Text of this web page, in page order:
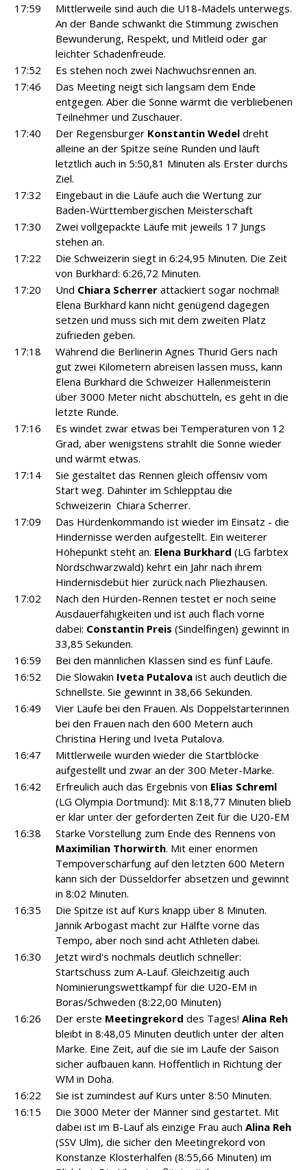
17:59
Mittlerweile sind auch die U18-Mädels unterwegs.
An der Bande schwankt die Stimmung zwischen
Bewunderung, Respekt, und Mitleid oder gar
leichter Schadenfreude.
17:52
Es stehen noch zwei Nachwuchsrennen an.
17:46
Das Meeting neigt sich langsam dem Ende
entgegen. Aber die Sonne wärmt die verbliebenen
Teilnehmer und Zuschauer.
17:40
Der Regensburger Konstantin Wedel dreht
alleine an der Spitze seine Runden und läuft
letztlich auch in 5:50,81 Minuten als Erster durchs
Ziel.
17:32
Eingebaut in die Läufe auch die Wertung zur
Baden-Württembergischen Meisterschaft
17:30
Zwei vollgepackte Läufe mit jeweils 17 Jungs
stehen an.
17:22
Die Schweizerin siegt in 6:24,95 Minuten. Die Zeit
von Burkhard: 6:26,72 Minuten.
17:20
Und Chiara Scherrer attackiert sogar nochmal!
Elena Burkhard kann nicht genügend dagegen
setzen und muss sich mit dem zweiten Platz
zufrieden geben.
17:18
Während die Berlinerin Agnes Thurid Gers nach
gut zwei Kilometern abreisen lassen muss, kann
Elena Burkhard die Schweizer Hallenmeisterin
über 3000 Meter nicht abschütteln, es geht in die
letzte Runde.
17:16
Es windet zwar etwas bei Temperaturen von 12
Grad, aber wenigstens strahlt die Sonne wieder
und wärmt etwas.
17:14
Sie gestaltet das Rennen gleich offensiv vom
Start weg. Dahinter im Schlepptau die
Schweizerin Chiara Scherrer.
17:09
Das Hürdenkommando ist wieder im Einsatz - die
Hindernisse werden aufgestellt. Ein weiterer
Höhepunkt steht an. Elena Burkhard (LG farbtex
Nordschwarzwald) kehrt ein Jahr nach ihrem
Hindernisdebüt hier zurück nach Pliezhausen.
17:02
Nach den Hürden-Rennen testet er noch seine
Ausdauerfähigkeiten und ist auch flach vorne
dabei: Constantin Preis (Sindelfingen) gewinnt in
33,85 Sekunden.
16:59
Bei den männlichen Klassen sind es fünf Läufe.
16:52
Die Slowakin Iveta Putalova ist auch deutlich die
Schnellste. Sie gewinnt in 38,66 Sekunden.
16:49
Vier Läufe bei den Frauen. Als Doppelstarterinnen
bei den Frauen nach den 600 Metern auch
Christina Hering und Iveta Putalova.
16:47
Mittlerweile wurden wieder die Startblöcke
aufgestellt und zwar an der 300 Meter-Marke.
16:42
Erfreulich auch das Ergebnis von Elias Schreml
(LG Olympia Dortmund): Mit 8:18,77 Minuten blieb
er klar unter der geforderten Zeit für die U20-EM
16:38
Starke Vorstellung zum Ende des Rennens von
Maximilian Thorwirth. Mit einer enormen
Tempoverschärfung auf den letzten 600 Metern
kann sich der Düsseldorfer absetzen und gewinnt
in 8:02 Minuten.
16:35
Die Spitze ist auf Kurs knapp über 8 Minuten.
Jannik Arbogast macht zur Hälfte vorne das
Tempo, aber noch sind acht Athleten dabei.
16:30
Jetzt wird's nochmals deutlich schneller:
Startschuss zum A-Lauf. Gleichzeitig auch
Nominierungswettkampf für die U20-EM in
Boras/Schweden (8:22,00 Minuten)
16:26
Der erste Meetingrekord des Tages! Alina Reh
bleibt in 8:48,05 Minuten deutlich unter der alten
Marke. Eine Zeit, auf die sie im Laufe der Saison
sicher aufbauen kann. Hoffentlich in Richtung der
WM in Doha.
16:22
Sie ist zumindest auf Kurs unter 8:50 Minuten.
16:15
Die 3000 Meter der Männer sind gestartet. Mit
dabei ist im B-Lauf als einzige Frau auch Alina Reh
(SSV Ulm), die sicher den Meetingrekord von
Konstanze Klosterhalfen (8:55,66 Minuten) im